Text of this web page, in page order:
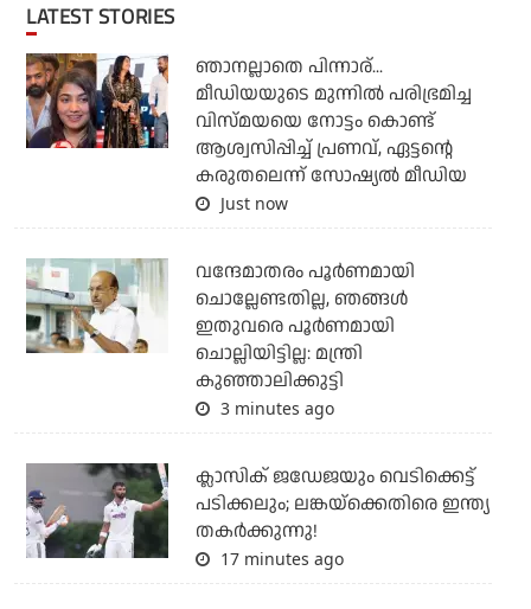
LATEST STORIES
ഞാനല്ലാതെ പിന്നാര്...
മീഡിയയുടെ മുന്നില്‍ പരിഭ്രമിച്ച
വിസ്മയയെ നോട്ടം കൊണ്ട്
ആശ്വസിപ്പിച്ച് പ്രണവ്, ഏട്ടന്റെ
കരുതലെന്ന് സോഷ്യല്‍ മീഡിയ
Just now
വന്ദേമാതരം പൂര്‍ണമായി
ചൊല്ലേണ്ടതില്ല, ഞങ്ങള്‍
ഇതുവരെ പൂര്‍ണമായി
ചൊല്ലിയിട്ടില്ല: മന്ത്രി
കുഞ്ഞാലിക്കുട്ടി
3 minutes ago
ക്ലാസിക് ജഡേജയും വെടിക്കെട്ട്
പടിക്കലും; ലങ്കയ്‌ക്കെതിരെ ഇന്ത്യ
തകര്‍ക്കുന്നു!
17 minutes ago